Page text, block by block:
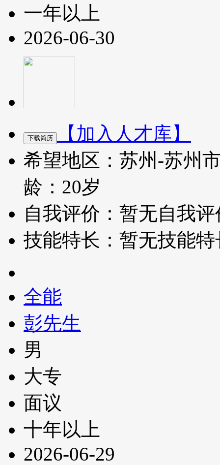
一年以上
2026-06-30
【加入人才库】
希望地区：苏州-苏州
龄：20岁
自我评价：暂无自我评
技能特长：暂无技能特
全能
彭先生
男
大专
面议
十年以上
2026-06-29